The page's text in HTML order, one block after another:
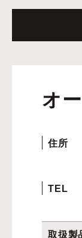
オ
住所
TEL
取扱製